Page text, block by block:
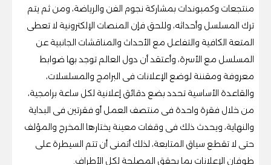
منتجعات وكمبوندات بمشاركة نجوم الفن والرياضة، ومن ثم يتم
ترك المسلسل وأحداثه، وللحق فإن المنصات الإلكترونية لا تعطى
المتعة الكافية والتفاعل مع الأحداث والمناقشات الجانبية عن
المسلسل مع الأسرة، وأعتقد أن دول العالم توجد بها ضوابط
معروفة ومقننة لوضع الإعلانات فى البرامج والمسلسلات،
والقاعدة الأساسية تحدد بضع دقائق إعلانية لكل ساعة برامجية،
من خلال فقرة واحدة فى منتصف العمل أو فقرتين فى البداية
والنهاية، ويحدث ذلك فى وقفات معينة يختارها المخرج والمؤلف
حتى لا تقطع سياق المتابعة، لذلك أتمنى أن تتم السيطرة على
طوفان الإعلانات بما يحقق المصلحة لكل الأطراف.